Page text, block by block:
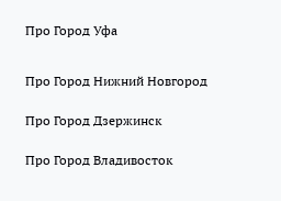
Про Город Уфа
Про Город Нижний Новгород
Про Город Дзержинск
Про Город Владивосток